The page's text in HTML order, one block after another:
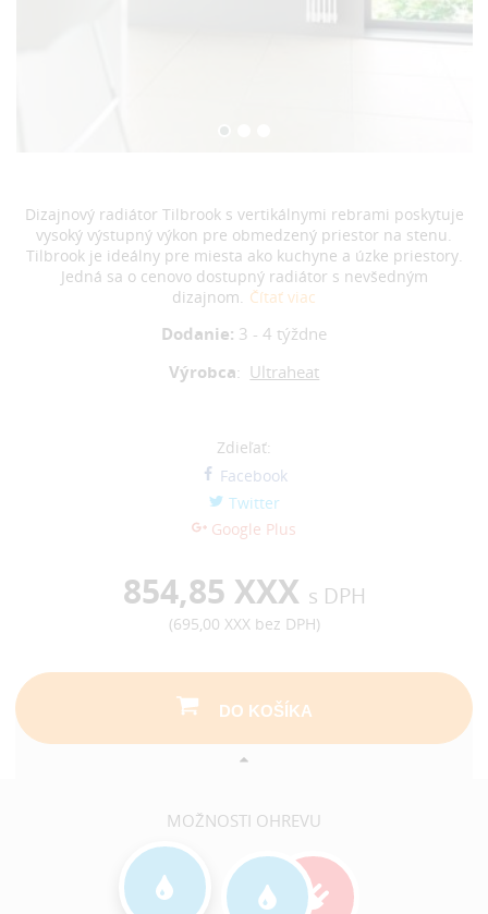
Dizajnový radiátor Tilbrook s vertikálnymi rebrami poskytuje
vysoký výstupný výkon pre obmedzený priestor na stenu.
Tilbrook je ideálny pre miesta ako kuchyne a úzke priestory.
Jedná sa o cenovo dostupný radiátor s nevšedným
dizajnom. Čítať viac
Dodanie: 3 - 4 týždne
Výrobca: Ultraheat
Zdieľať:
Facebook
Twitter
Google Plus
854,85 XXX s DPH
(695,00 XXXbez DPH)
DO KOŠÍKA
MOŽNOSTI OHREVU